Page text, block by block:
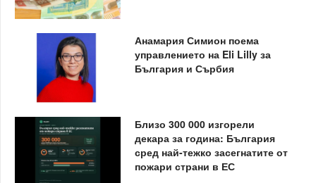
Анамария Симион поема
управлението на Eli Lilly за
България и Сърбия
Близо 300 000 изгорели
декара за година: България
сред най-тежко засегнатите от
пожари страни в ЕС